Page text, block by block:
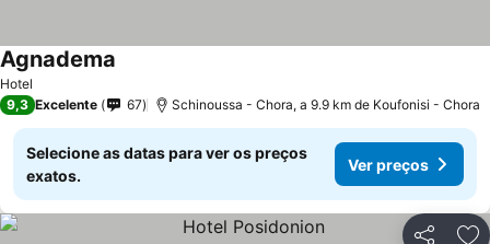
Hotel
Agnadema
9,3 Excelente 67 Schinoussa - Chora, a 9.9 km de Koufonisi - Chora
Selecione as datas para ver os preços
exatos.
Ver preços